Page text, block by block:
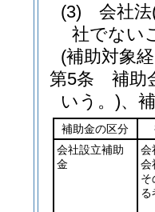
(3)
会社法
社でない
(補助対象
第5条
補助
いう。)、
補助金の区分
会社設立補助
金
会
会
そ
る